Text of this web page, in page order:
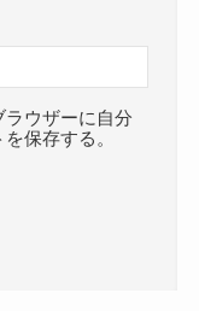
ウザーに自分
保存する。